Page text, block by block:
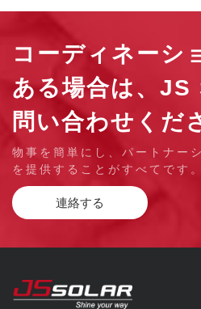
コーディネーシ
ある場合は、JS
問い合わせくだ
物事を簡単にし、パートナー
を提供することがすべてです。
連絡する